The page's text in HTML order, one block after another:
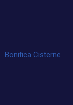
Bonifica Cisterne